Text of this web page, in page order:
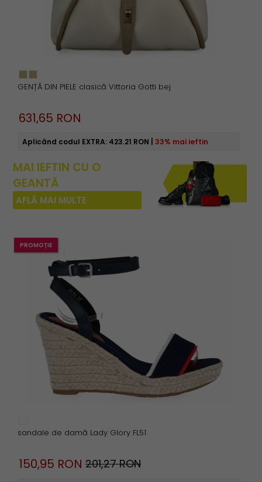
GENȚĂ DIN PIELE clasică Vittoria Gotti bej
631,65 RON
Aplicând codul EXTRA: 423.21 RON 33% mai ieftin
MAI IEFTIN CU O
GEANTĂ
AFLĂ MAI MULTE
sandale de damă Lady Glory FL51
PROMOȚIE
150,95 RON 201,27 RON